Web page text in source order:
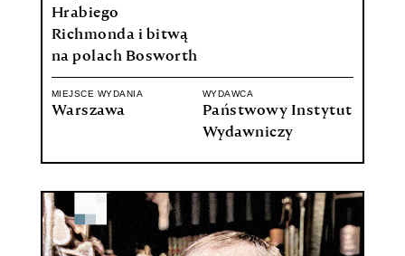
Hrabiego
Richmonda i bitwą
na polach Bosworth
MIEJSCE WYDANIA
Warszawa
WYDAWCA
Państwowy Instytut
Wydawniczy